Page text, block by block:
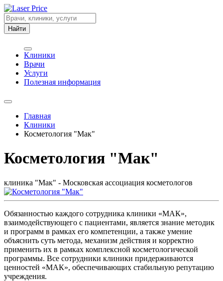
Найти
Клиники
Врачи
Услуги
Полезная информация
Главная
Клиники
Косметология "Мак"
Косметология "Мак"
клиника "Мак" - Московская ассоциация косметологов
Обязанностью каждого сотрудника клиники «МАК»,
взаимодействующего с пациентами, является знание методик
и программ в рамках его компетенции, а также умение
объяснить суть метода, механизм действия и корректно
применить их в рамках комплексной косметологической
программы. Все сотрудники клиники придерживаются
ценностей «МАК», обеспечивающих стабильную репутацию
учреждения.